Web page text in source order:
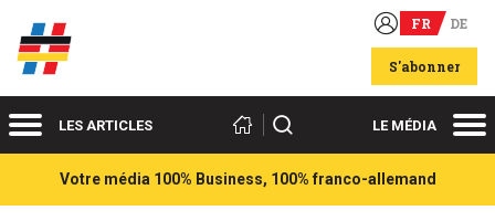
Acteurs du franco-allemand FR DE
S'abonner
MenuLES ARTICLES Rechercher LE MÉDIA
Votre média 100% Business, 100% franco-allemand